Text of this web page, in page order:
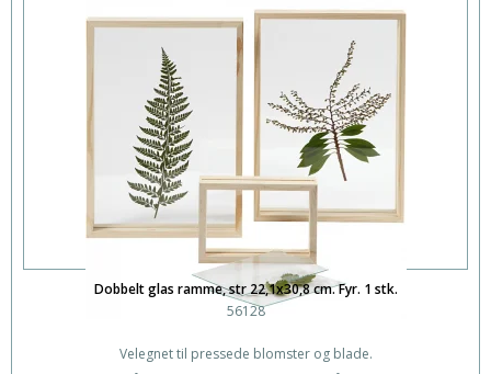
Dobbelt glas ramme, str 22,1x30,8 cm. Fyr. 1 stk.
56128
Velegnet til pressede blomster og blade.